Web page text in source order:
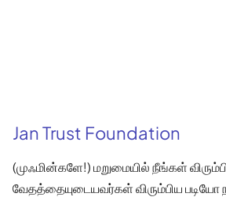
Jan Trust Foundation
(முஃமின்களே!) மறுமையில் நீங்கள்
வேதத்தையுடையவர்கள் விரும்பிய படியோ